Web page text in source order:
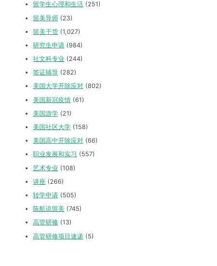
留学生心理和生活 (251)
留美导师 (23)
留美干货 (1,027)
研究生申请 (984)
社文科专业 (244)
签证辅导 (282)
美国大学开除应对 (802)
美国新冠疫情 (61)
美国游学 (21)
美国社区大学 (158)
美国高中开除应对 (66)
职业发展和实习 (557)
艺术专业 (108)
讲座 (266)
转学申请 (505)
陈航说留美 (745)
高管研修 (13)
高管研修项目速递 (5)